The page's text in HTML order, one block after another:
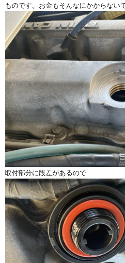
ものです。お金もそんなにかからない
取付部分に段差があるので